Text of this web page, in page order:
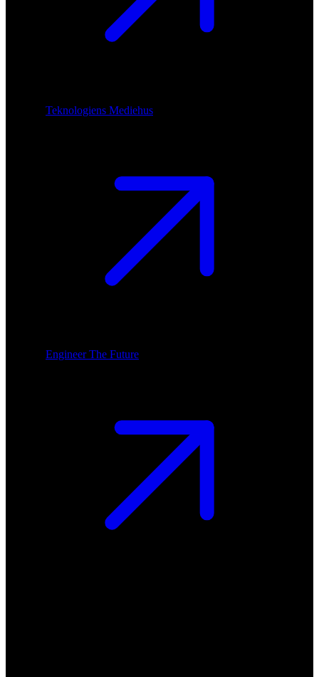
Teknologiens Mediehus
Engineer The Future